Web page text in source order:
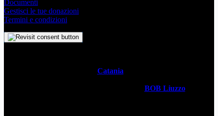
Documenti
Gestisci le tue donazioni
Termini e condizioni
Catania
BOB Liuzzo, questo